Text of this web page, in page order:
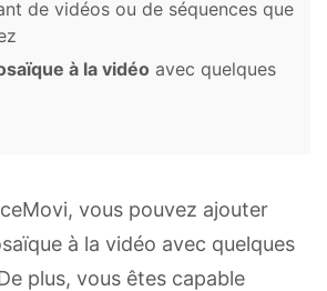
de vidéos ou de séquences que
à la vidéo avec quelques
vous pouvez ajouter
à la vidéo avec quelques
plus, vous êtes capable